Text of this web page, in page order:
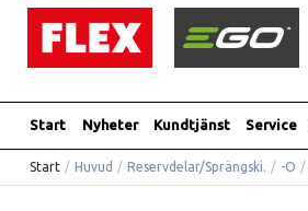
Start Nyheter Kundtjänst Service
Start / Huvud / Reservdelar/Sprängski. / -O /